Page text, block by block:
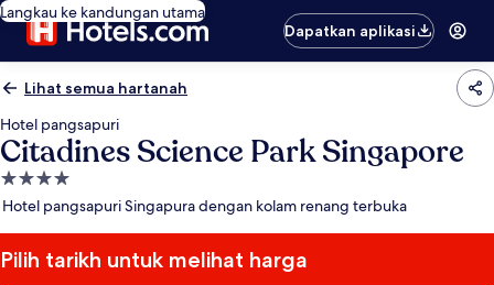
Langkau ke kandungan utama
Dapatkan aplikasi
Lihat semua hartanah
Hotel pangsapuri
Citadines Science Park Singapore
Hartanah
4.0
Hotel pangsapuri Singapura dengan kolam renang terbuka
Pilih tarikh untuk melihat harga